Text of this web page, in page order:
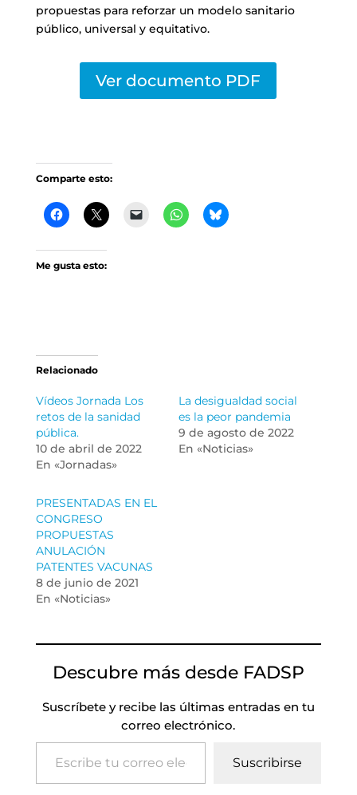
propuestas para reforzar un modelo sanitario
público, universal y equitativo.
Ver documento PDF
Comparte esto:
Me gusta esto:
Relacionado
Vídeos Jornada Los
retos de la sanidad
pública.
10 de abril de 2022
En «Jornadas»
La desigualdad social
es la peor pandemia
9 de agosto de 2022
En «Noticias»
PRESENTADAS EN EL
CONGRESO
PROPUESTAS
ANULACIÓN
PATENTES VACUNAS
8 de junio de 2021
En «Noticias»
Descubre más desde FADSP
Suscríbete y recibe las últimas entradas en tu
correo electrónico.
Escribe tu correo electrónico…
Suscribirse